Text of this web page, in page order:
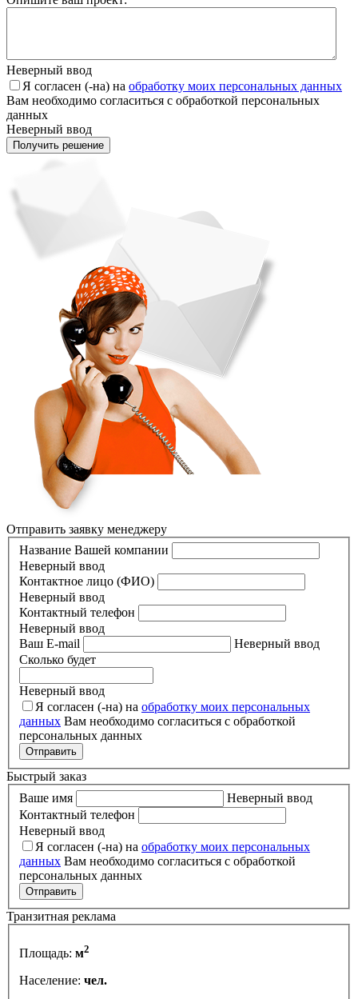
Неверный ввод
Я согласен (-на) на обработку моих персональных данных
Вам необходимо согласиться с обработкой персональных
данных
Неверный ввод
Получить решение
Отправить заявку менеджеру
Название Вашей компании
Неверный ввод
Контактное лицо (ФИО)
Неверный ввод
Контактный телефон
Неверный ввод
Ваш E-mail
Неверный ввод
Сколько будет
Неверный ввод
Я согласен (-на) на обработку моих персональных
данных Вам необходимо согласиться с обработкой
персональных данных
Отправить
Быстрый заказ
Ваше имя
Неверный ввод
Контактный телефон
Неверный ввод
Я согласен (-на) на обработку моих персональных
данных Вам необходимо согласиться с обработкой
персональных данных
Отправить
Транзитная реклама
Площадь: м2
Население: чел.